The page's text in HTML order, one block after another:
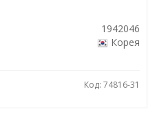
1942046
Корея
Код: 74816-31